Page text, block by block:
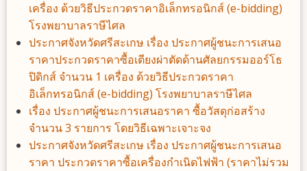
เครื่อง ด้วยวิธีประกวดราคาอิเล็กทรอนิกส์ (e-bidding)
โรงพยาบาลราษีไศล
ประกาศจังหวัดศรีสะเกษ เรื่อง ประกาศผู้ชนะการเสนอ
ราคาประกวดราคาซื้อเตียงผ่าตัดด้านศัลยกรรมออร์โธ
ปิดิกส์ จำนวน 1 เครื่อง ด้วยวิธีประกวดราคา
อิเล็กทรอนิกส์ (e-bidding) โรงพยาบาลราษีไศล
เรื่อง ประกาศผู้ชนะการเสนอราคา ซื้อวัสดุก่อสร้าง
จำนวน 3 รายการ โดยวิธีเฉพาะเจาะจง
ประกาศจังหวัดศรีสะเกษ เรื่อง ประกาศผู้ชนะการเสนอ
ราคา ประกวดราคาซื้อเครื่องกำเนิดไฟฟ้า (ราคาไม่รวม